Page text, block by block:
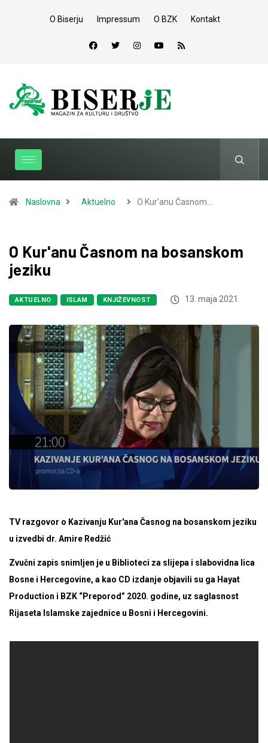
O Biserju Impressum O BZK Kontakt
Naslovna Aktuelno O Kur'anu Časnom…
O Kur'anu Časnom na bosanskom
jeziku
AKTUELNO ISLAM KNJIŽEVNOST 13. maja 2021.
TV razgovor o Kazivanju Kur'ana Časnog na bosanskom jeziku
u izvedbi dr. Amire Redžić
Zvučni zapis snimljen je u Biblioteci za slijepa i slabovidna lica
Bosne i Hercegovine, a kao CD izdanje objavili su ga Hayat
Production i BZK “Preporod” 2020. godine, uz saglasnost
Rijaseta Islamske zajednice u Bosni i Hercegovini.